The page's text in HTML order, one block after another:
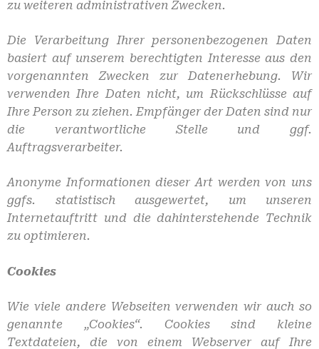
zu weiteren administrativen Zwecken.
Die Verarbeitung Ihrer personenbezogenen Daten
basiert auf unserem berechtigten Interesse aus den
vorgenannten Zwecken zur Datenerhebung. Wir
verwenden Ihre Daten nicht, um Rückschlüsse auf
Ihre Person zu ziehen. Empfänger der Daten sind nur
die verantwortliche Stelle und ggf.
Auftragsverarbeiter.
Anonyme Informationen dieser Art werden von uns
ggfs. statistisch ausgewertet, um unseren
Internetauftritt und die dahinterstehende Technik
zu optimieren.
Cookies
Wie viele andere Webseiten verwenden wir auch so
genannte „Cookies“. Cookies sind kleine
Textdateien, die von einem Webserver auf Ihre